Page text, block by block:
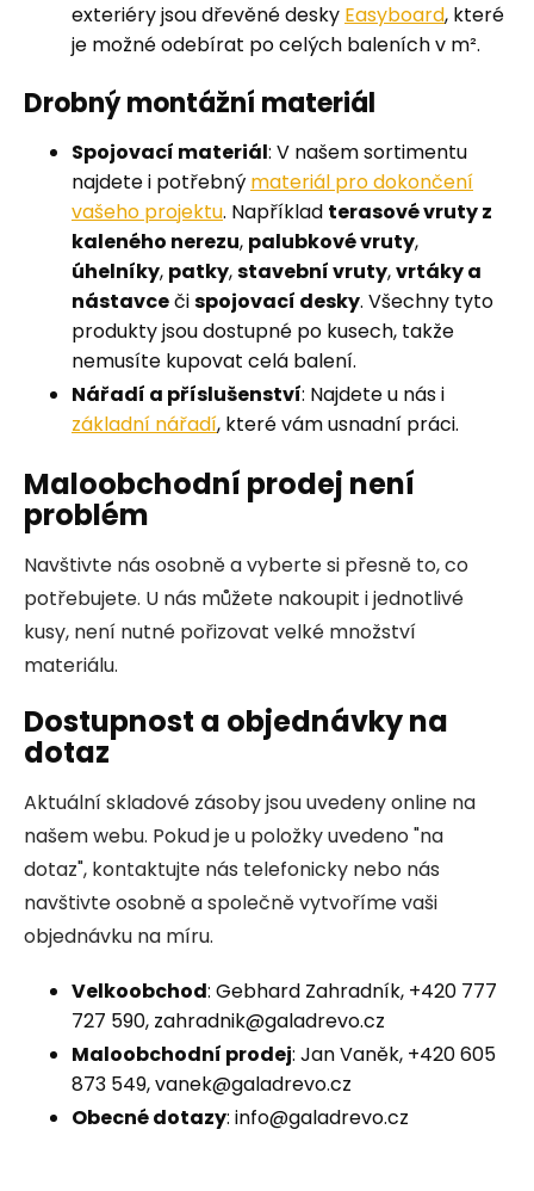
exteriéry jsou dřevěné desky Easyboard, které
je možné odebírat po celých baleních v m².
Drobný montážní materiál
Spojovací materiál: V našem sortimentu
najdete i potřebný materiál pro dokončení
vašeho projektu. Například terasové vruty z
kaleného nerezu, palubkové vruty,
úhelníky, patky,stavební vruty,vrtáky a
nástavcečispojovací desky. Všechny tyto
produkty jsou dostupné po kusech, takže
nemusíte kupovat celá balení.
Nářadí a příslušenství: Najdete u nás i
základní nářadí, které vám usnadní práci.
Maloobchodní prodej není
problém
Navštivte nás osobně a vyberte si přesně to, co
potřebujete. U nás můžete nakoupit i jednotlivé
kusy, není nutné pořizovat velké množství
materiálu.
Dostupnost a objednávky na
dotaz
Aktuální skladové zásoby jsou uvedeny online na
našem webu. Pokud je u položky uvedeno "na
dotaz", kontaktujte nás telefonicky nebo nás
navštivte osobně a společně vytvoříme vaši
objednávku na míru.
Velkoobchod: Gebhard Zahradník, +420 777
727 590, zahradnik@galadrevo.cz
Maloobchodní prodej: Jan Vaněk, +420 605
873 549, vanek@galadrevo.cz
Obecné dotazy: info@galadrevo.cz